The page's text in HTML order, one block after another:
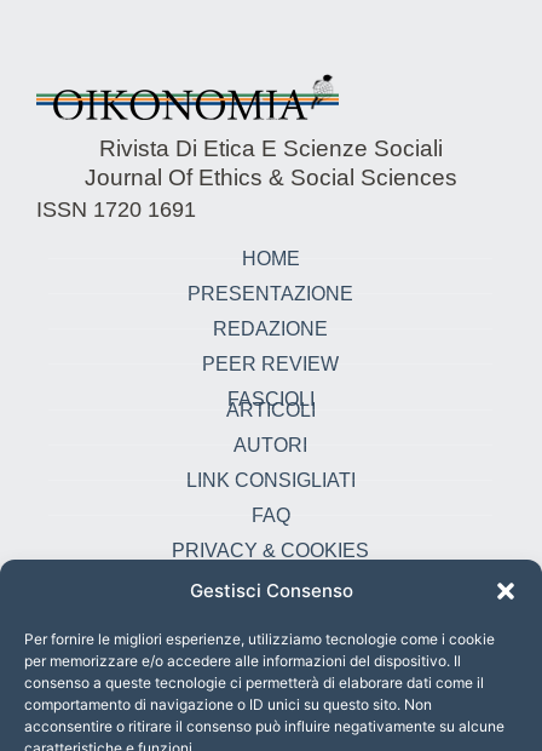
Gestisci Consenso
Per fornire le migliori esperienze, utilizziamo tecnologie come i cookie
per memorizzare e/o accedere alle informazioni del dispositivo. Il
consenso a queste tecnologie ci permetterà di elaborare dati come il
comportamento di navigazione o ID unici su questo sito. Non
acconsentire o ritirare il consenso può influire negativamente su alcune
Rivista Di Etica E Scienze Sociali
Journal Of Ethics & Social Sciences
ISSN 1720 1691
HOME
PRESENTAZIONE
REDAZIONE
PEER REVIEW
FASCIOLI
ARTICOLI
AUTORI
LINK CONSIGLIATI
FAQ
PRIVACY & COOKIES
oikonomia@pust.it
+39 06 67 02 338
Largo Angelicum 1, 00184 Roma, Italia